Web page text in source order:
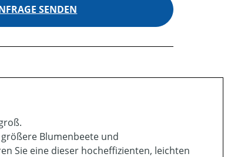
SENDEN
Blumenbeete und
Sie eine dieser hocheffizienten, leichten